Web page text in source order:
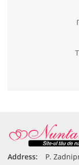
Address:
P.